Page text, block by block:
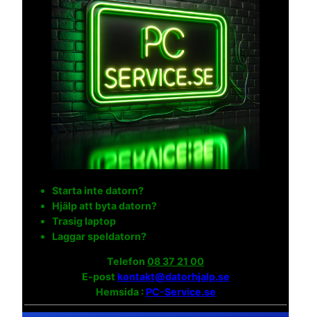
Starta inte datorn?
Hjälp att byta datorn?
Trasig laptop
Laggar speldatorn?
Telefon 08 37 21 00
E-post kontakt@datorhjalp.se
Hemsida :PC-Service.se